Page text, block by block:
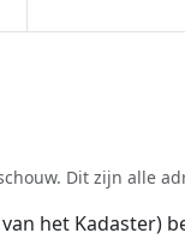
Dit zijn alle
het